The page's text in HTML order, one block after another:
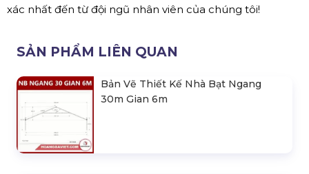
xác nhất đến từ đội ngũ nhân viên của chúng tôi!
SẢN PHẨM LIÊN QUAN
Bản Vẽ Thiết Kế Nhà Bạt Ngang
30m Gian 6m